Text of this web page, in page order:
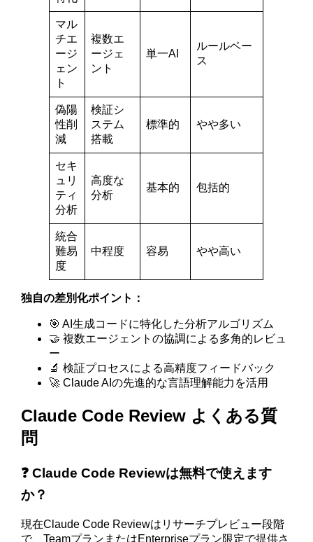
マル
チエ
ージ
ェン
ト
複数エ
ージェ
ント
単一AI
ルールベー
ス
偽陽
性削
減
検証シ
ステム
搭載
標準的 やや多い
セキ
ュリ
ティ
分析
高度な
分析
基本的 包括的
統合
難易
度
中程度 容易 やや高い
独自の差別化ポイント：
🎯 AI生成コードに特化した分析アルゴリズム
🤝 複数エージェントの協調による多角的レビュ
ー
🔬 検証プロセスによる高精度フィードバック
🚀 Claude AIの先進的な言語理解能力を活用
Claude Code Review よくある質
問
❓ Claude Code Reviewは無料で使えます
か？
現在Claude Code Reviewはリサーチプレビュー段階
で、TeamプランまたはEnterpriseプラン限定で提供さ